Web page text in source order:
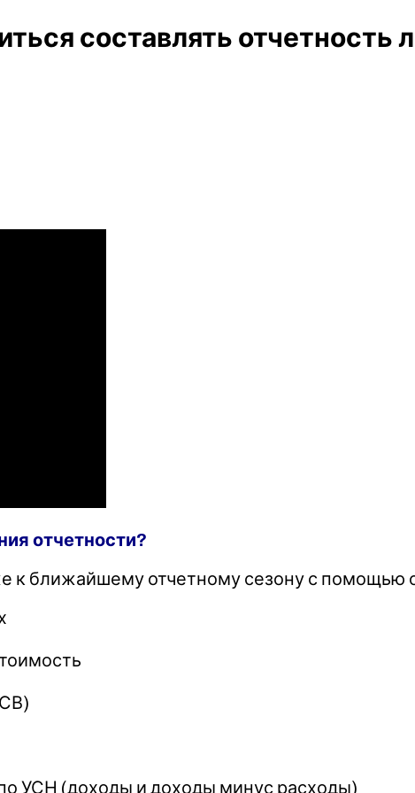
составлять отчетность
отчетности?
ближайшему отчетному сезону с помощью
УСН (доходы и доходы минус расходы)